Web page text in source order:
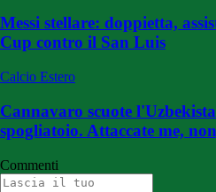
Messi stellare: doppietta,
Cup contro il San Luis
Calcio Estero
Cannavaro scuote
spogliatoio. Attaccate me,
Commenti